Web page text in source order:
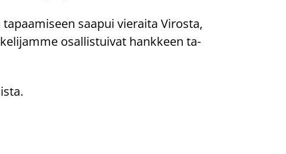
saa­pui vie­rai­ta Vi­ros­ta,
osal­lis­tui­vat hank­keen ta­